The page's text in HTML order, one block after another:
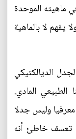
ماهيته الموحدة
يفهم لا بالماهية
الديالكتيكي
الطبيعي المادي.
وليس جدلا
تعسف خاطئ أنه